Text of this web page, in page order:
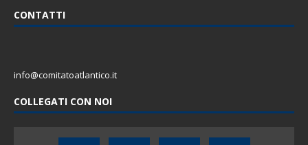
CONTATTI
info@comitatoatlantico.it
COLLEGATI CON NOI